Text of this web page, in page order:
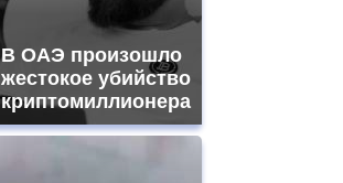
В ОАЭ произошло
жестокое убийство
криптомиллионера